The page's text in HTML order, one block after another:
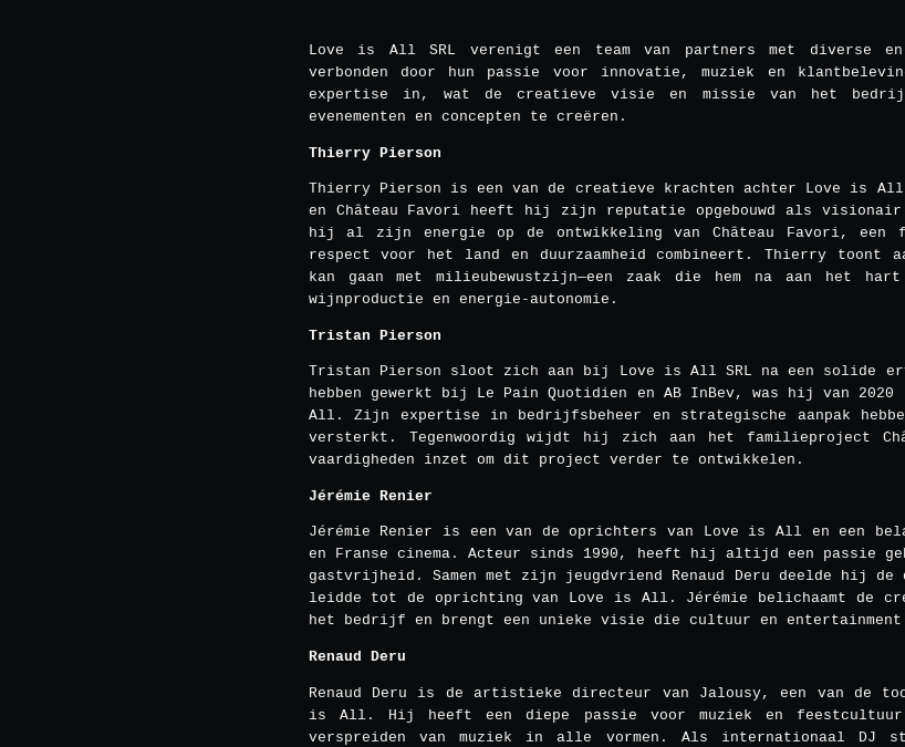
Love is All SRL verenigt een team van partners met diverse en
verbonden door hun passie voor innovatie, muziek en
expertise in, wat de creatieve visie en missie van het
evenementen en concepten te creëren.
Thierry Pierson
Thierry Pierson is een van de creatieve krachten achter Love is
en Château Favori heeft hij zijn reputatie opgebouwd als visionair
hij al zijn energie op de ontwikkeling van Château Favori, een
respect voor het land en duurzaamheid combineert. Thierry toont
kan gaan met milieubewustzijn—een zaak die hem na aan het
wijnproductie en energie-autonomie.
Tristan Pierson
Tristan Pierson sloot zich aan bij Love is All SRL na een solide
hebben gewerkt bij Le Pain Quotidien en AB InBev, was hij van
All. Zijn expertise in bedrijfsbeheer en strategische aanpak
versterkt. Tegenwoordig wijdt hij zich aan het familieproject
vaardigheden inzet om dit project verder te ontwikkelen.
Jérémie Renier
Jérémie Renier is een van de oprichters van Love is All en een
en Franse cinema. Acteur sinds 1990, heeft hij altijd een passie
gastvrijheid. Samen met zijn jeugdvriend Renaud Deru deelde hij de
leidde tot de oprichting van Love is All. Jérémie belichaamt de
het bedrijf en brengt een unieke visie die cultuur en entertainment
Renaud Deru
Renaud Deru is de artistieke directeur van Jalousy, een van de
is All. Hij heeft een diepe passie voor muziek en
verspreiden van muziek in alle vormen. Als internationaal DJ